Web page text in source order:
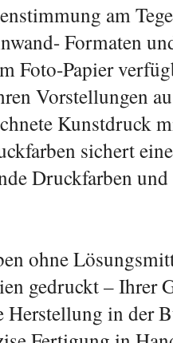
am
Formaten
Foto-Papier
Vorstellungen
Kunstdruck
sichert
Druckfarben
ohne
gedruckt – Ihrer
Herstellung in der